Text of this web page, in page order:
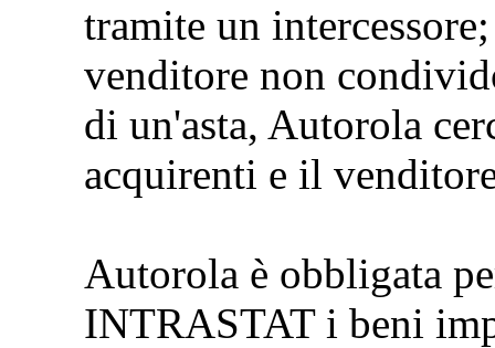
tramite un
venditore non
di un'asta, Autorola
acquirenti e il
Autorola è obbligata
INTRASTAT i beni